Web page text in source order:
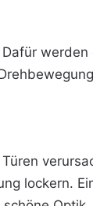
werden
lockern.